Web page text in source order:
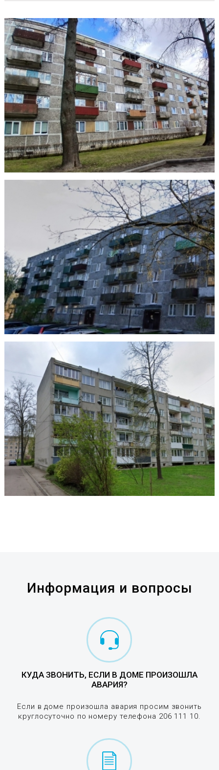
Dīķu 41
На обслуживании SIA "DMP" с 01.03.2025
Tukuma 1
На обслуживании SIA "DMP" с 31.01.2025
Kanadavs 4a
На обслуживании SIA "DMP" с 27.12.2024
Информация и вопросы
КУДА ЗВОНИТЬ, ЕСЛИ В ДОМЕ ПРОИЗОШЛА
АВАРИЯ?
Если в доме произошла авария просим звонить
круглосуточно по номеру телефона 206 111 10.